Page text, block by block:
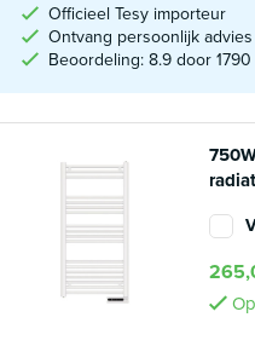
Officieel Tesy importeur
Ontvang persoonlijk
Beoordeling: 8.9 door